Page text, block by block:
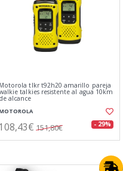
Motorola tlkr t92h20 amarillo pareja
talkies resistente al agua 10km
de alcance
108,43€ 151,80€ - 29%